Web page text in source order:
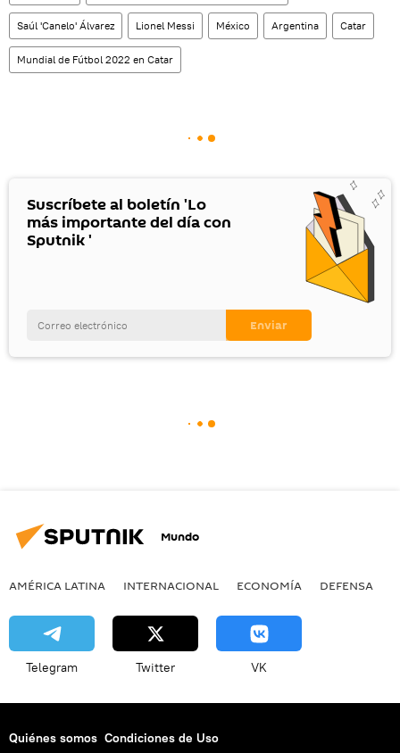
Saúl 'Canelo' Álvarez Lionel Messi México Argentina Catar
Mundial de Fútbol 2022 en Catar
Suscríbete al boletín 'Lo
más importante del día con
Sputnik '
Mundo
AMÉRICA LATINA INTERNACIONAL ECONOMÍA DEFENSA
Telegram Twitter VK
Quiénes somos Condiciones de Uso